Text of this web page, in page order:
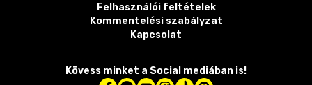
Felhasználói feltételek
Kommentelési szabályzat
Kapcsolat
Kövess minket a Social mediában is!